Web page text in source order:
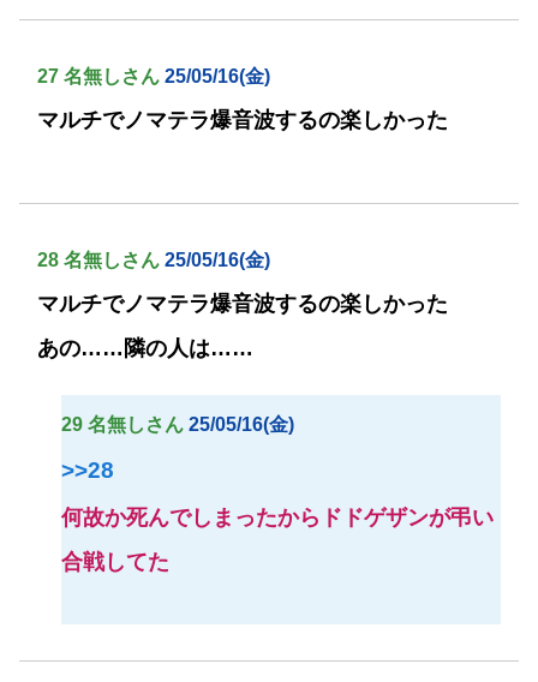
27 名無しさん 25/05/16(金)
マルチでノマテラ爆音波するの楽しかった
28 名無しさん 25/05/16(金)
マルチでノマテラ爆音波するの楽しかった
あの……隣の人は……
29 名無しさん 25/05/16(金)
>>28
何故か死んでしまったからドドゲザンが弔い
合戦してた